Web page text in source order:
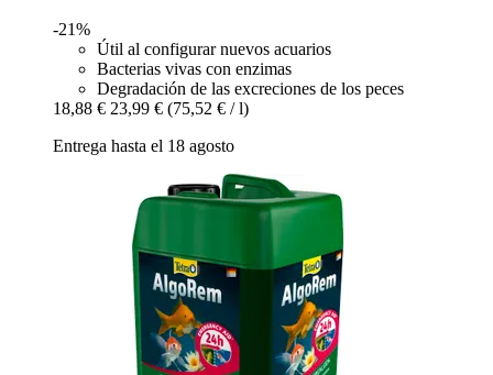
-21%
Útil al configurar nuevos acuarios
Bacterias vivas con enzimas
Degradación de las excreciones de los peces
18,88 € 23,99 € (75,52 € / l)
Entrega hasta el 18 agosto